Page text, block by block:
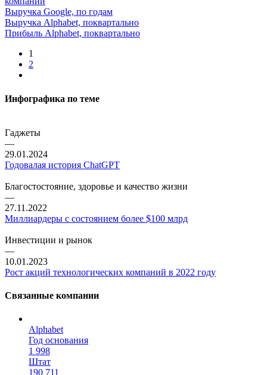
Выручка Google, по годам
Выручка Alphabet, поквартально
Прибыль Alphabet, поквартально
1
2
Инфографика по теме
Гаджеты
—
29.01.2024
Годовалая история ChatGPT
Благостостояние, здоровье и качество жизни
—
27.11.2022
Миллиардеры с состоянием более $100 млрд
Инвестиции и рынок
—
10.01.2023
Рост акций технологических компаний в 2022 году
Связанные компании
Alphabet
Год основания
1 998
Штат
190 711